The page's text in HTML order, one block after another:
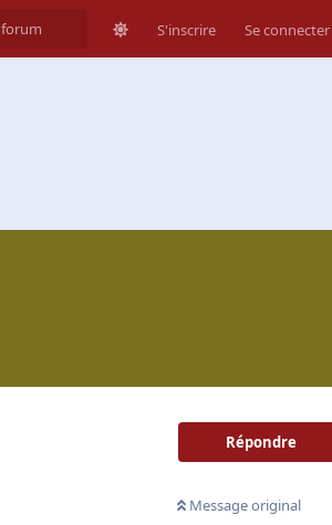
S'inscrire Se connecter
Répondre
Message original